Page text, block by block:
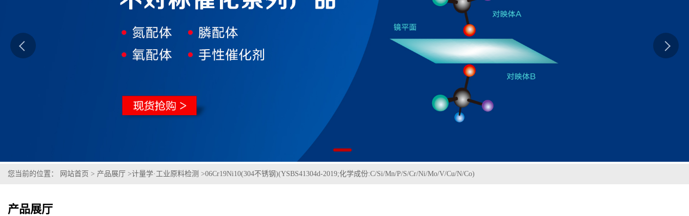
您当前的位置： 网站首页 > 产品展厅 >计量学·工业原料检测 >06Cr19Ni10(304不锈钢)(YSBS41304d-2019;化学成份:C/Si/Mn/P/S/Cr/Ni/Mo/V/Cu/N/Co)
产品展厅